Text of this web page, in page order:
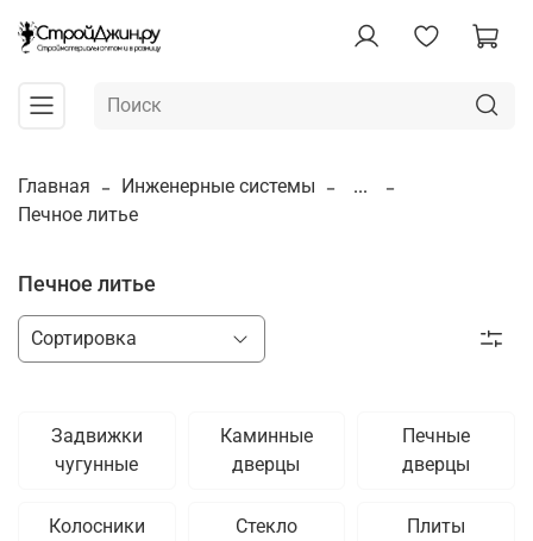
Главная Инженерные системы
...
Печное литье
Печное литье
Задвижки
чугунные
Каминные
дверцы
Печные
дверцы
Колосники Стекло Плиты